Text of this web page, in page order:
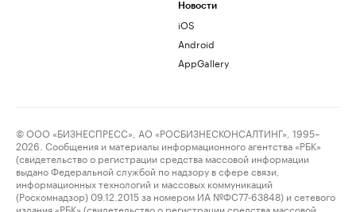
Новости
iOS
Android
AppGallery
© ООО «БИЗНЕСПРЕСС», АО «РОСБИЗНЕСКОНСАЛТИНГ», 1995–
2026. Сообщения и материалы информационного агентства «РБК»
(свидетельство о регистрации средства массовой информации
выдано Федеральной службой по надзору в сфере связи,
информационных технологий и массовых коммуникаций
(Роскомнадзор) 09.12.2015 за номером ИА №ФС77-63848) и сетевого
издания «РБК» (свидетельство о регистрации средства массовой